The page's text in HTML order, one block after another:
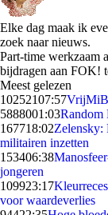
Elke dag maak ik
zoek naar nieuws.
Part-time werkzaam
bijdragen aan FOK!
Meest gelezen
10252107:57
5888001:03Random
167718:02Zelensky:
militairen inzetten
153406:38
jongeren
109923:17
voor waardeverlies